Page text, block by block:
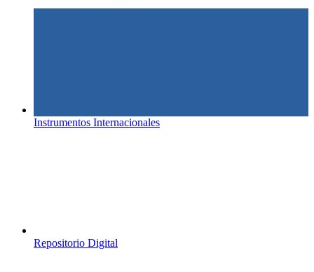
Instrumentos Internacionales
Repositorio Digital